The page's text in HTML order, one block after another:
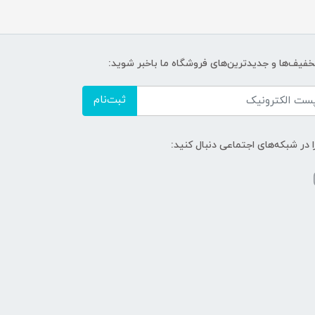
و جدیدترین‌های فروشگاه ما باخبر شوید:
ثبت‌نام
در شبکه‌های اجتماعی دنبال کنید: